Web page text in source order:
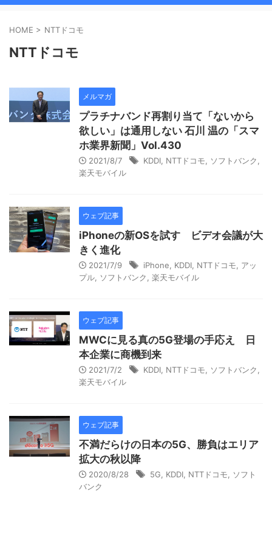
HOME > NTTドコモ
NTTドコモ
メルマガ
プラチナバンド再割り当て「ないから
欲しい」は通用しない 石川 温の「スマ
ホ業界新聞」Vol.430
2021/8/7 KDDI NTTドコモ ソフトバンク
楽天モバイル
ウェブ記事
iPhoneの新OSを試す ビデオ会議が大
きく進化
2021/7/9 iPhone KDDI NTTドコモ
アッ
プル
ソフトバンク 楽天モバイル
ウェブ記事
MWCに見る真の5G登場の手応え 日
本企業に商機到来
2021/7/2 KDDI NTTドコモ ソフトバンク
楽天モバイル
ウェブ記事
不満だらけの日本の5G、勝負はエリア
拡大の秋以降
2020/8/28 5G KDDI NTTドコモ
ソフト
バンク